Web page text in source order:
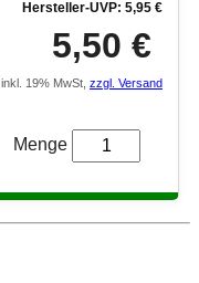
Hersteller-UVP: 5,95 €
5,50 €
inkl. 19% MwSt, zzgl. Versand
Menge